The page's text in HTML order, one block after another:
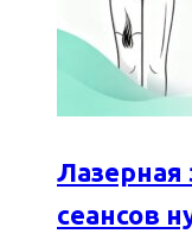
Лазерная
сеансов